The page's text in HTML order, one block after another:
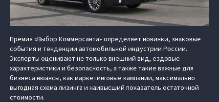
Премия «Выбор Коммерсанта» определяет новинки, знаковые
события и тенденции автомобильной индустрии России.
Эксперты оценивают не только внешний вид, ездовые
характеристики и безопасность, а также такие важные для
бизнеса нюансы, как маркетинговые кампании, максимально
выгодная схема лизинга и наивысший показатель остаточной
стоимости.